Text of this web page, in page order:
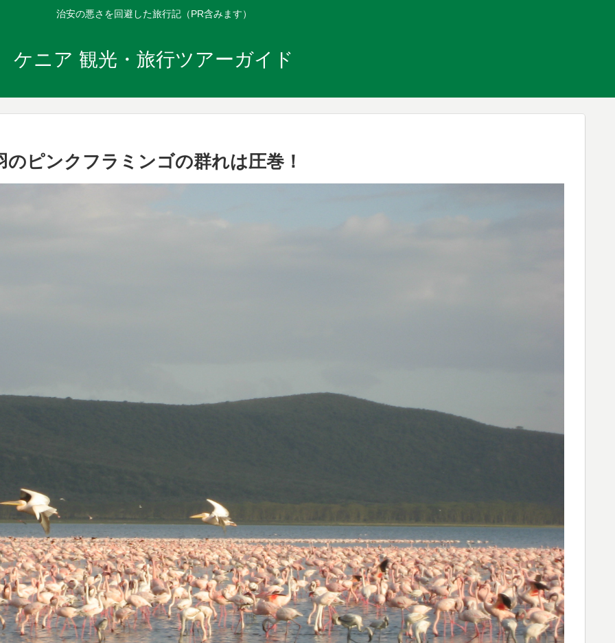
治安の悪さを回避した旅行記（PR含みます）
ケニア 観光・旅行ツアーガイド
ピンクフラミンゴの群れは圧巻！